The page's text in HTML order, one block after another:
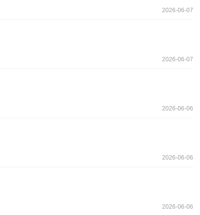
2026-06-07
2026-06-07
2026-06-06
2026-06-06
2026-06-06